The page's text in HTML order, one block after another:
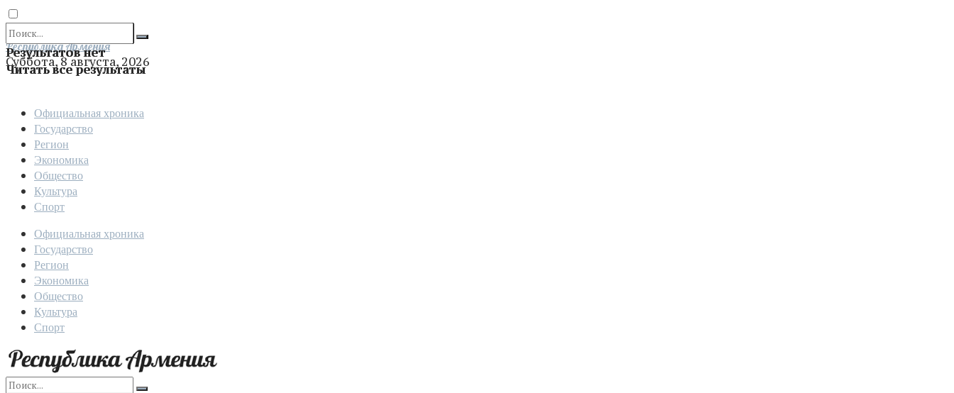
Результатов нет
Читать все результаты
Отправить
Республика Армения
Суббота, 8 августа, 2026
Официальная хроника
Государство
Регион
Экономика
Общество
Культура
Спорт
Официальная хроника
Государство
Регион
Экономика
Общество
Культура
Спорт